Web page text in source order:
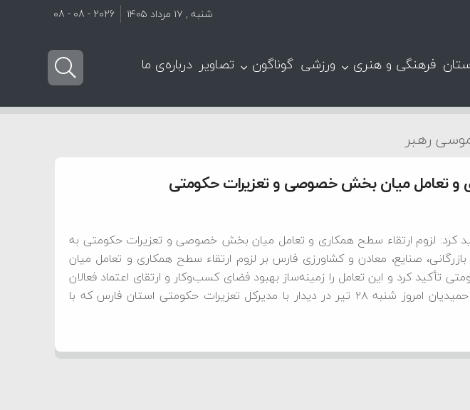
شنبه , ۱۷ مرداد ۱۴۰۵ 2026 - 08 - 08
فرهنگی و هنری ورزشی گوناگون تصاویر درباره‌ی ما
رهبر
و تعامل میان بخش خصوصی و تعزیرات حکومتی
کرد: لزوم ارتقاء سطح همکاری و تعامل میان بخش خصوصی و تعزیرات حکومتی به
صنایع، معادن و کشاورزی فارس بر لزوم ارتقاء سطح همکاری و تعامل میان
کرد و این تعامل را زمینه‌ساز بهبود فضای کسب‌وکار و ارتقای اعتماد فعالان
اقتصادی دانست. محمدصادق حمیدیان امروز شنبه ۲۸ تیر در دیدار با مدیرکل تعزیرات حکومتی استان فارس که با